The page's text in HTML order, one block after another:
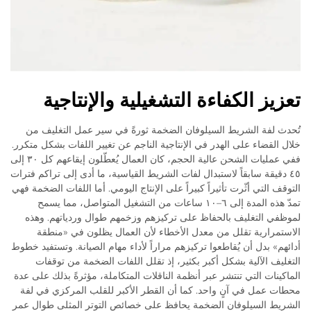
تعزيز الكفاءة التشغيلية والإنتاجية
تُحدث لفة الشريط السيلوفان الضخمة ثورةً في سير عمل التغليف من
خلال القضاء على الهدر في الإنتاجية الناجم عن تغيير اللفات بشكل متكرر.
ففي عمليات الشحن عالية الحجم، كان العمال يُعطّلون إيقاعهم كل ٣٠ إلى
٤٥ دقيقة سابقاً لاستبدال لفات الشريط القياسية، ما أدى إلى تراكم فترات
التوقف التي أثّرت تأثيراً كبيراً على الإنتاج اليومي. أما اللفات الضخمة فهي
تمدّ هذه المدة إلى ٦–١٠ ساعات من التشغيل المتواصل، مما يسمح
لموظفي التغليف بالحفاظ على تركيزهم وزخمهم طوال وردياتهم. وهذه
الاستمرارية تقلل من معدل الأخطاء لأن العمال يظلون في «منطقة
أدائهم» بدل أن يُقاطعوا تركيزهم مراراً لأداء مهام الصيانة. وتستفيد خطوط
التغليف الآلية بشكل أكبر بكثير، إذ تقلل اللفات الضخمة من توقفات
الماكينات التي تنتشر عبر أنظمة الناقلات المتكاملة، مؤثرةً بذلك على عدة
محطات عمل في آنٍ واحد. كما أن القطر الأكبر للقلب المركزي في لفة
الشريط السيلوفان الضخمة يحافظ على خصائص التوتر المثلى طوال عمر